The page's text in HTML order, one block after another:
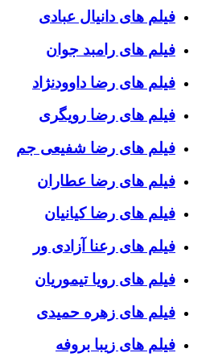
فیلم های دانیال عبادی
فیلم های رامبد جوان
فیلم های رضا داوودنژاد
فیلم های رضا رویگری
فیلم های رضا شفیعی جم
فیلم های رضا عطاران
فیلم های رضا کیانیان
فیلم های رعنا آزادی ور
فیلم های رویا تیموریان
فیلم های زهره حمیدی
فیلم های زیبا بروفه